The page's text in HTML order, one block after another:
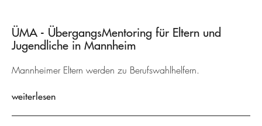
ÜMA - ÜbergangsMentoring für Eltern und
Jugendliche in Mannheim
Mannheimer Eltern werden zu Berufswahlhelfern.
weiterlesen